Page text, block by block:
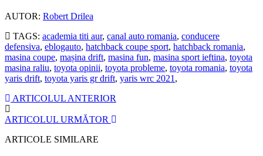
AUTOR: Robert Drilea
TAGS: academia titi aur, canal auto romania, conducere
defensiva, eblogauto, hatchback coupe sport, hatchback romania,
masina coupe, mașina drift, masina fun, masina sport ieftina, toyota
masina raliu, toyota opinii, toyota probleme, toyota romania, toyota
yaris drift, toyota yaris gr drift, yaris wrc 2021 ,
ARTICOLUL ANTERIOR
ARTICOLUL URMĂTOR
ARTICOLE SIMILARE